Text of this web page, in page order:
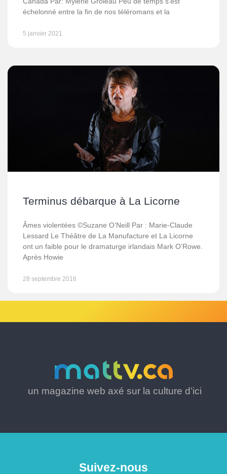
échelonné entre la fin de nos téléromans et la
5 janvier 2021
Terminus débarque à La Licorne
Âmes violentées ©Suzane O’Neill Par : Marie-Claude
Lessard Le Théâtre de La Manufacture et La Licorne
ont un faible pour le dramaturge irlandais Mark O’Rowe.
Après Howie
28 septembre 2016
un magazine web axé sur la culture d’ici
Suivez-nous